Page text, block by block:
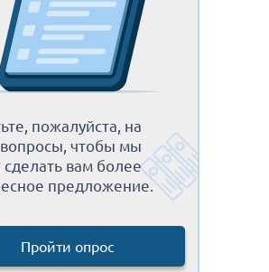
пожалуйста, на
чтобы мы
сделать вам более
предложение.
Пройти опрос